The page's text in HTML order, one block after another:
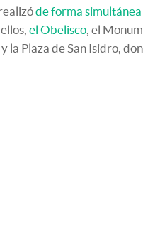
de forma
el Obelisco, el
la Plaza de San Isidro,